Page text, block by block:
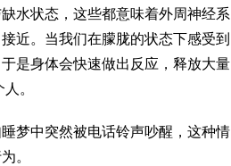
水状态，这些都意味着外周神经系
近。当我们在朦胧的状态下感受到
是身体会快速做出反应，释放大量
。
梦中突然被电话铃声吵醒，这种情
。